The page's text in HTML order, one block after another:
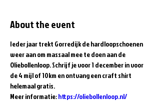
About the event
Ieder jaar trekt Gorredijk de hardloopschoenen
weer aan om massaal mee te doen aan de
Oliebollenloop. Schrijf je voor 1 december in voor
de 4 mijl of 10km en ontvang een craft shirt
helemaal gratis.
Meer informatie: https://oliebollenloop.nl/